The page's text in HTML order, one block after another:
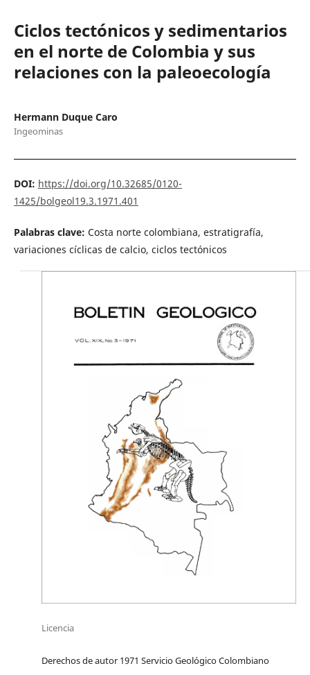
Ciclos tectónicos y sedimentarios
en el norte de Colombia y sus
relaciones con la paleoecología
Hermann Duque Caro
Ingeominas
DOI: https://doi.org/10.32685/0120-
1425/bolgeol19.3.1971.401
Palabras clave: Costa norte colombiana, estratigrafía,
variaciones cíclicas de calcio, ciclos tectónicos
Licencia
Derechos de autor 1971 Servicio Geológico Colombiano